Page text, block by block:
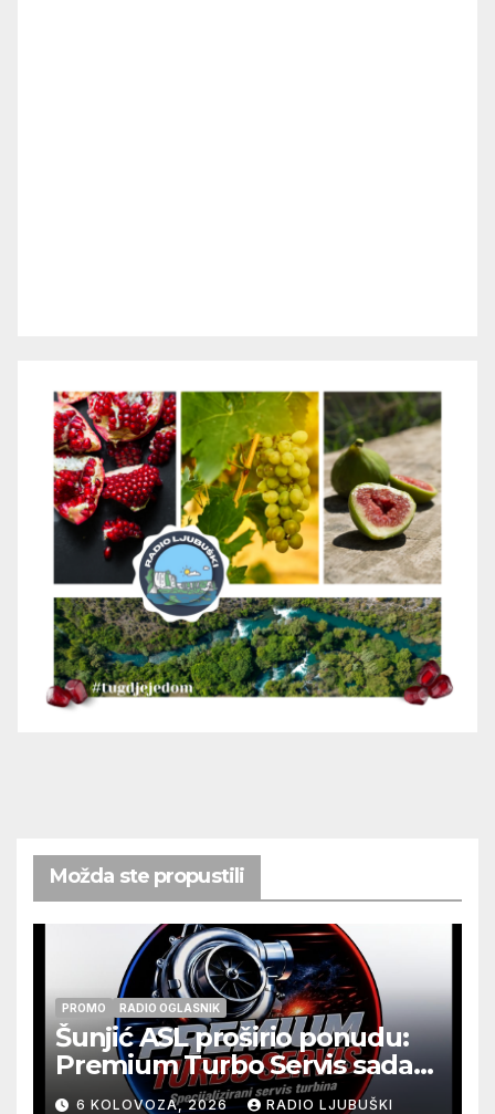
Možda ste propustili
PROMO RADIO OGLASNIK
Šunjić ASL proširio ponudu:
Premium Turbo Servis sada
na jednoj adresi u Ljubuškom
6 KOLOVOZA, 2026 RADIO LJUBUŠKI